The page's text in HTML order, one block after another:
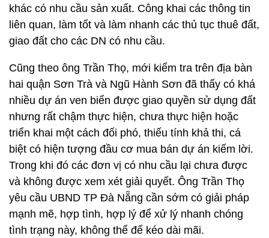
khác có nhu cầu sản xuất. Công khai các thông tin
liên quan, làm tốt và làm nhanh các thủ tục thuê đất,
giao đất cho các DN có nhu cầu.
Cũng theo ông Trần Thọ, mới kiểm tra trên địa bàn
hai quận Sơn Trà và Ngũ Hành Sơn đã thấy có khá
nhiều dự án ven biển được giao quyền sử dụng đất
nhưng rất chậm thực hiện, chưa thực hiện hoặc
triển khai một cách đối phó, thiếu tính khả thi, cá
biệt có hiện tượng đầu cơ mua bán dự án kiếm lời.
Trong khi đó các đơn vị có nhu cầu lại chưa được
và không được xem xét giải quyết. Ông Trần Thọ
yêu cầu UBND TP Đà Nẵng cần sớm có giải pháp
mạnh mẽ, hợp tình, hợp lý để xử lý nhanh chóng
tình trạng này, không thể để kéo dài mãi.